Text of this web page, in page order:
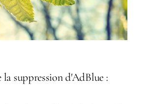
suppression d'AdBlue :